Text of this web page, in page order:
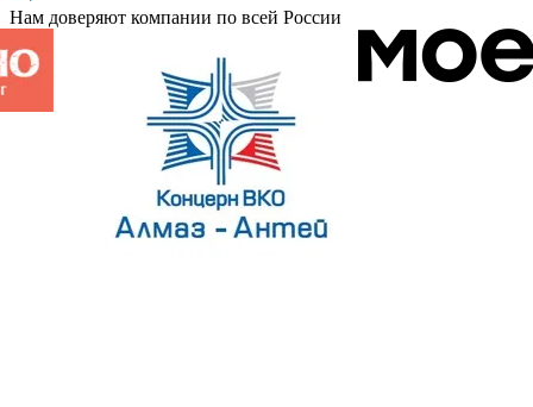
Нам доверяют компании по всей России